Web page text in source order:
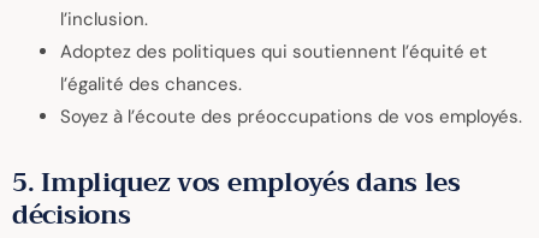
l’inclusion.
Adoptez des politiques qui soutiennent l’équité et
l’égalité des chances.
Soyez à l’écoute des préoccupations de vos employés.
5. Impliquez vos employés dans les
décisions